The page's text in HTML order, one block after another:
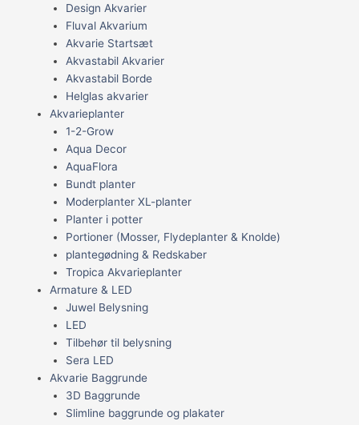
Design Akvarier
Fluval Akvarium
Akvarie Startsæt
Akvastabil Akvarier
Akvastabil Borde
Helglas akvarier
Akvarieplanter
1-2-Grow
Aqua Decor
AquaFlora
Bundt planter
Moderplanter XL-planter
Planter i potter
Portioner (Mosser, Flydeplanter & Knolde)
plantegødning & Redskaber
Tropica Akvarieplanter
Armature & LED
Juwel Belysning
LED
Tilbehør til belysning
Sera LED
Akvarie Baggrunde
3D Baggrunde
Slimline baggrunde og plakater